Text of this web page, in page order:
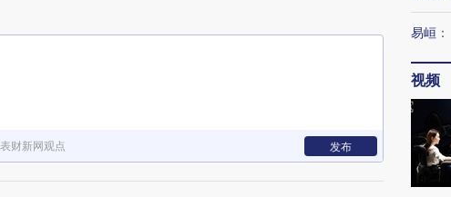
财新网观点 发布
易峘 ：
视频